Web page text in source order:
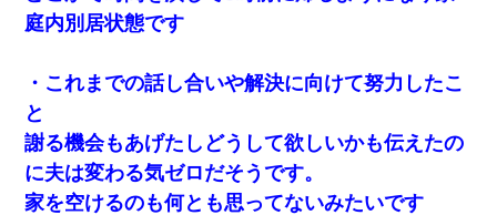
庭内別居状態です
・これまでの話し合いや解決に向けて努力したこ
と
謝る機会もあげたしどうして欲しいかも伝えたの
に夫は変わる気ゼロだそうです。
家を空けるのも何とも思ってないみたいです